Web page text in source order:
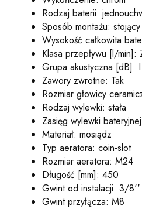
Rodzaj baterii:
Sposób montażu: stojący
Wysokość całkowita
Klasa przepływu [l/min]:
Grupa akustyczna [dB]:
Zawory zwrotne: Tak
Rozmiar głowicy
Rodzaj wylewki: stała
Zasięg wylewki
Materiał: mosiądz
Typ aeratora: coin-slot
Rozmiar aeratora: M24
Długość [mm]: 450
Gwint od instalacji: 3/8''
Gwint przyłącza: M8